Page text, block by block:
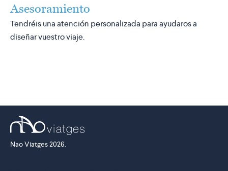
Asesoramiento
Tendréis una atención personalizada para ayudaros a
diseñar vuestro viaje.
Nao Viatges 2026.